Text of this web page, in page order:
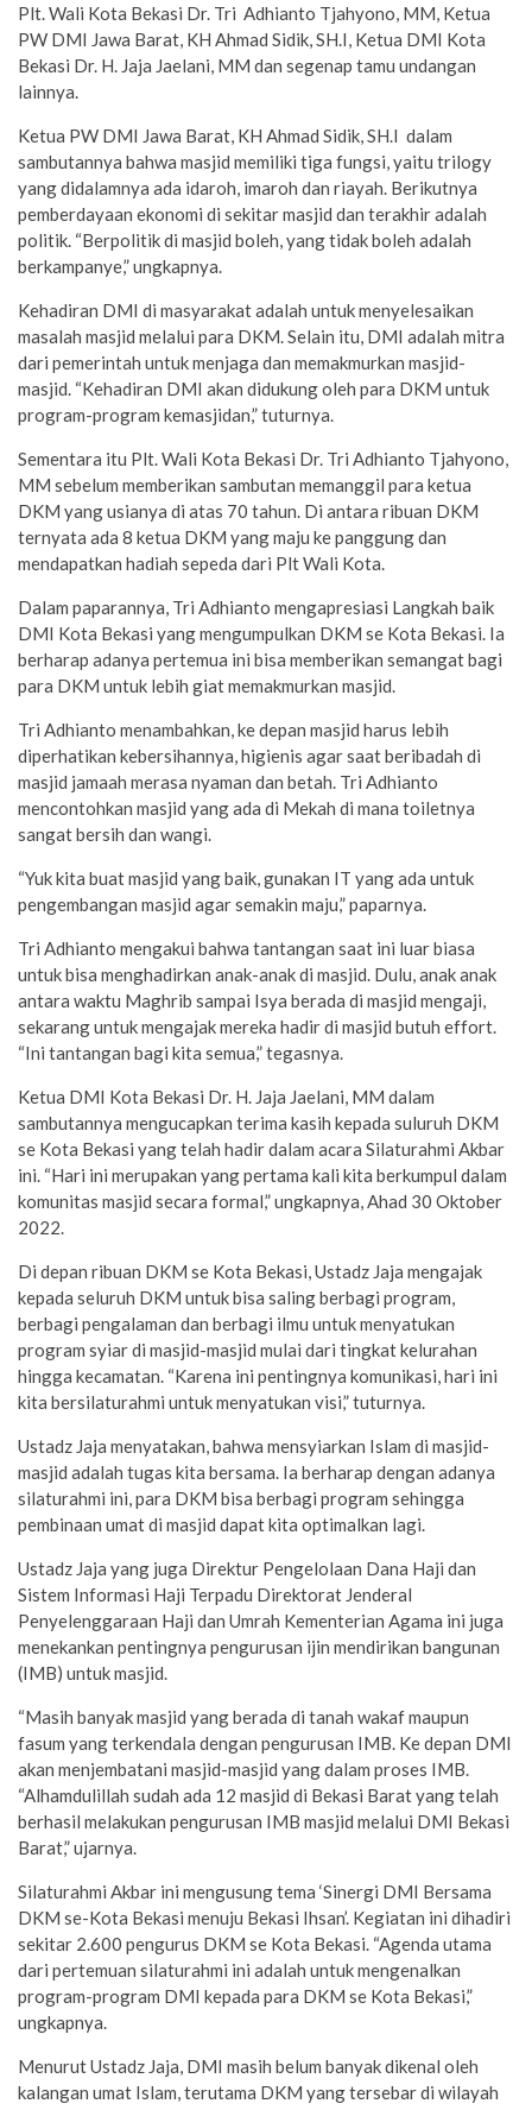
Plt. Wali Kota Bekasi Dr. Tri Adhianto Tjahyono, MM, Ketua
PW DMI Jawa Barat, KH Ahmad Sidik, SH.I, Ketua DMI Kota
Bekasi Dr. H. Jaja Jaelani, MM dan segenap tamu undangan
lainnya.
Ketua PW DMI Jawa Barat, KH Ahmad Sidik, SH.I dalam
sambutannya bahwa masjid memiliki tiga fungsi, yaitu trilogy
yang didalamnya ada idaroh, imaroh dan riayah. Berikutnya
pemberdayaan ekonomi di sekitar masjid dan terakhir adalah
politik. “Berpolitik di masjid boleh, yang tidak boleh adalah
berkampanye,” ungkapnya.
Kehadiran DMI di masyarakat adalah untuk menyelesaikan
masalah masjid melalui para DKM. Selain itu, DMI adalah mitra
dari pemerintah untuk menjaga dan memakmurkan masjid-
masjid. “Kehadiran DMI akan didukung oleh para DKM untuk
program-program kemasjidan,” tuturnya.
Sementara itu Plt. Wali Kota Bekasi Dr. Tri Adhianto Tjahyono,
MM sebelum memberikan sambutan memanggil para ketua
DKM yang usianya di atas 70 tahun. Di antara ribuan DKM
ternyata ada 8 ketua DKM yang maju ke panggung dan
mendapatkan hadiah sepeda dari Plt Wali Kota.
Dalam paparannya, Tri Adhianto mengapresiasi Langkah baik
DMI Kota Bekasi yang mengumpulkan DKM se Kota Bekasi. Ia
berharap adanya pertemua ini bisa memberikan semangat bagi
para DKM untuk lebih giat memakmurkan masjid.
Tri Adhianto menambahkan, ke depan masjid harus lebih
diperhatikan kebersihannya, higienis agar saat beribadah di
masjid jamaah merasa nyaman dan betah. Tri Adhianto
mencontohkan masjid yang ada di Mekah di mana toiletnya
sangat bersih dan wangi.
“Yuk kita buat masjid yang baik, gunakan IT yang ada untuk
pengembangan masjid agar semakin maju,” paparnya.
Tri Adhianto mengakui bahwa tantangan saat ini luar biasa
untuk bisa menghadirkan anak-anak di masjid. Dulu, anak anak
antara waktu Maghrib sampai Isya berada di masjid mengaji,
sekarang untuk mengajak mereka hadir di masjid butuh effort.
“Ini tantangan bagi kita semua,” tegasnya.
Ketua DMI Kota Bekasi Dr. H. Jaja Jaelani, MM dalam
sambutannya mengucapkan terima kasih kepada suluruh DKM
se Kota Bekasi yang telah hadir dalam acara Silaturahmi Akbar
ini. “Hari ini merupakan yang pertama kali kita berkumpul dalam
komunitas masjid secara formal,” ungkapnya, Ahad 30 Oktober
2022.
Di depan ribuan DKM se Kota Bekasi, Ustadz Jaja mengajak
kepada seluruh DKM untuk bisa saling berbagi program,
berbagi pengalaman dan berbagi ilmu untuk menyatukan
program syiar di masjid-masjid mulai dari tingkat kelurahan
hingga kecamatan. “Karena ini pentingnya komunikasi, hari ini
kita bersilaturahmi untuk menyatukan visi,” tuturnya.
Ustadz Jaja menyatakan, bahwa mensyiarkan Islam di masjid-
masjid adalah tugas kita bersama. Ia berharap dengan adanya
silaturahmi ini, para DKM bisa berbagi program sehingga
pembinaan umat di masjid dapat kita optimalkan lagi.
Ustadz Jaja yang juga Direktur Pengelolaan Dana Haji dan
Sistem Informasi Haji Terpadu Direktorat Jenderal
Penyelenggaraan Haji dan Umrah Kementerian Agama ini juga
menekankan pentingnya pengurusan ijin mendirikan bangunan
(IMB) untuk masjid.
“Masih banyak masjid yang berada di tanah wakaf maupun
fasum yang terkendala dengan pengurusan IMB. Ke depan DMI
akan menjembatani masjid-masjid yang dalam proses IMB.
“Alhamdulillah sudah ada 12 masjid di Bekasi Barat yang telah
berhasil melakukan pengurusan IMB masjid melalui DMI Bekasi
Barat,” ujarnya.
Silaturahmi Akbar ini mengusung tema ‘Sinergi DMI Bersama
DKM se-Kota Bekasi menuju Bekasi Ihsan’. Kegiatan ini dihadiri
sekitar 2.600 pengurus DKM se Kota Bekasi. “Agenda utama
dari pertemuan silaturahmi ini adalah untuk mengenalkan
program-program DMI kepada para DKM se Kota Bekasi,”
ungkapnya.
Menurut Ustadz Jaja, DMI masih belum banyak dikenal oleh
kalangan umat Islam, terutama DKM yang tersebar di wilayah